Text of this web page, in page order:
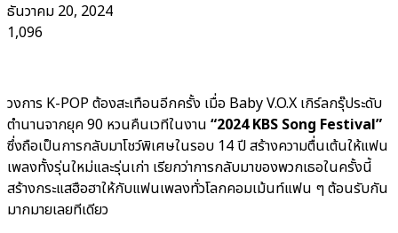
ธันวาคม 20, 2024
1,096
วงการ K-POP ต้องสะเทือนอีกครั้ง เมื่อ Baby V.O.X เกิร์ลกรุ๊ประดับ
ตำนานจากยุค 90 หวนคืนเวทีในงาน “2024 KBS Song Festival”
ซึ่งถือเป็นการกลับมาโชว์พิเศษในรอบ 14 ปี สร้างความตื่นเต้นให้แฟน
เพลงทั้งรุ่นใหม่และรุ่นเก่า เรียกว่าการกลับมาของพวกเธอในครั้งนี้
สร้างกระแสฮือฮาให้กับแฟนเพลงทั่วโลกคอมเม้นท์แฟน ๆ ต้อนรับกัน
มากมายเลยทีเดียว